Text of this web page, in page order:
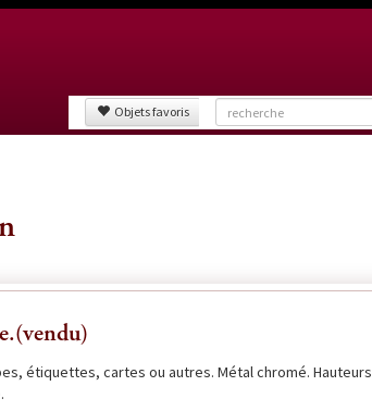
Objets favoris
étiquettes, cartes ou autres. Métal chromé. Hauteurs